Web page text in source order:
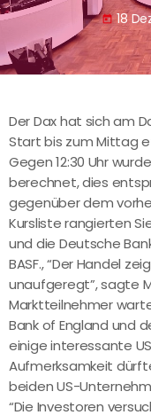
today 18
Der Dax hat sich am
Start bis zum Mittag
Gegen 12:30 Uhr
berechnet, dies
gegenüber dem
Kursliste rangierten
und die Deutsche
BASF., “Der Handel
unaufgeregt”, sagte
Marktteilnehmer
Bank of England und
einige interessante
Aufmerksamkeit
beiden US-
“Die Investoren